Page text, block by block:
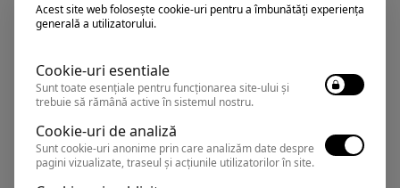
0374.347.708
Hotel MIRAGE MEDSPA
Acest site web folosește cookie-uri pentru a îmbunătăți experiența
generală a utilizatorului.
Cookie-uri esentiale
Sunt toate esențiale pentru funcționarea site-ului și
trebuie să rămână active în sistemul nostru.
Cookie-uri de analiză
Sunt cookie-uri anonime prin care analizăm date despre
pagini vizualizate, traseul și acțiunile utilizatorilor în site.